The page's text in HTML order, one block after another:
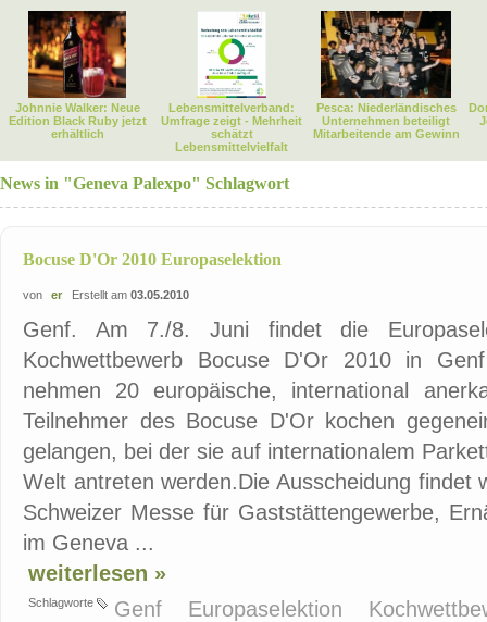
Johnnie Walker: Neue
Edition Black Ruby jetzt
erhältlich
Lebensmittelverband:
Umfrage zeigt - Mehrheit
schätzt
Lebensmittelvielfalt
Pesca: Niederländisches
Unternehmen beteiligt
Mitarbeitende am Gewinn
News in "Geneva Palexpo" Schlagwort
Bocuse D'Or 2010 Europaselektion
von er Erstellt am 03.05.2010
Genf. Am 7./8. Juni findet die
Kochwettbewerb Bocuse D'Or 2010 in
nehmen 20 europäische, international
Teilnehmer des Bocuse D'Or kochen
gelangen, bei der sie auf internationalem
Welt antreten werden.Die Ausscheidung findet
Schweizer Messe für Gaststättengewerbe,
im Geneva ...
weiterlesen »
Schlagworte Genf Europaselektion